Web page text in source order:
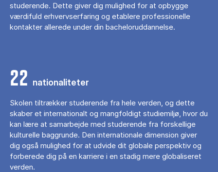
studerende. Dette giver dig mulighed for at opbygge
værdifuld erhvervserfaring og etablere professionelle
kontakter allerede under din bacheloruddannelse.
22 nationaliteter
Skolen tiltrækker studerende fra hele verden, og dette
skaber et internationalt og mangfoldigt studiemiljø, hvor du
kan lære at samarbejde med studerende fra forskellige
kulturelle baggrunde. Den internationale dimension giver
dig også mulighed for at udvide dit globale perspektiv og
forberede dig på en karriere i en stadig mere globaliseret
verden.